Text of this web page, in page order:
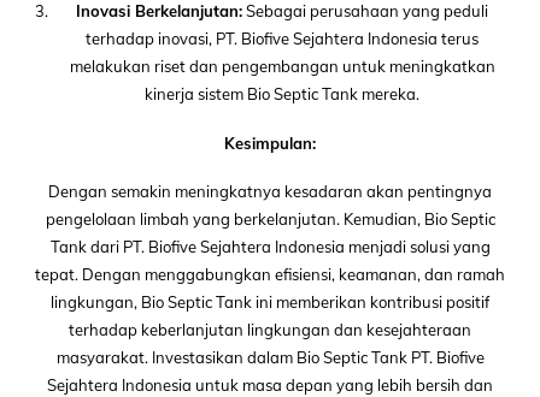
Inovasi Berkelanjutan:Sebagai perusahaan yang peduli
terhadap inovasi, PT. Biofive Sejahtera Indonesia terus
melakukan riset dan pengembangan untuk meningkatkan
kinerja sistem Bio Septic Tank mereka.
Kesimpulan:
Dengan semakin meningkatnya kesadaran akan pentingnya
pengelolaan limbah yang berkelanjutan. Kemudian, Bio Septic
Tank dari PT. Biofive Sejahtera Indonesia menjadi solusi yang
tepat. Dengan menggabungkan efisiensi, keamanan, dan ramah
lingkungan, Bio Septic Tank ini memberikan kontribusi positif
terhadap keberlanjutan lingkungan dan kesejahteraan
masyarakat. Investasikan dalam Bio Septic Tank PT. Biofive
Sejahtera Indonesia untuk masa depan yang lebih bersih dan